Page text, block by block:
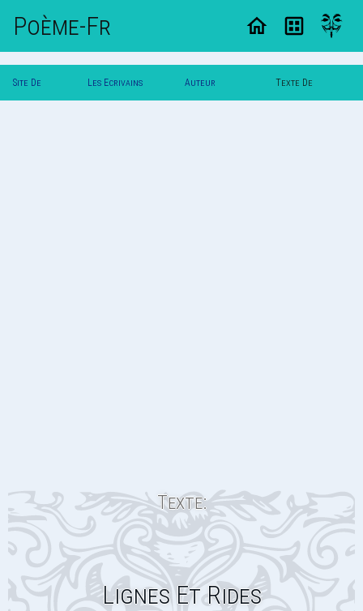
Poème-Fr
Site De Les Ecrivains Auteur Texte De
Texte:
Lignes Et Rides